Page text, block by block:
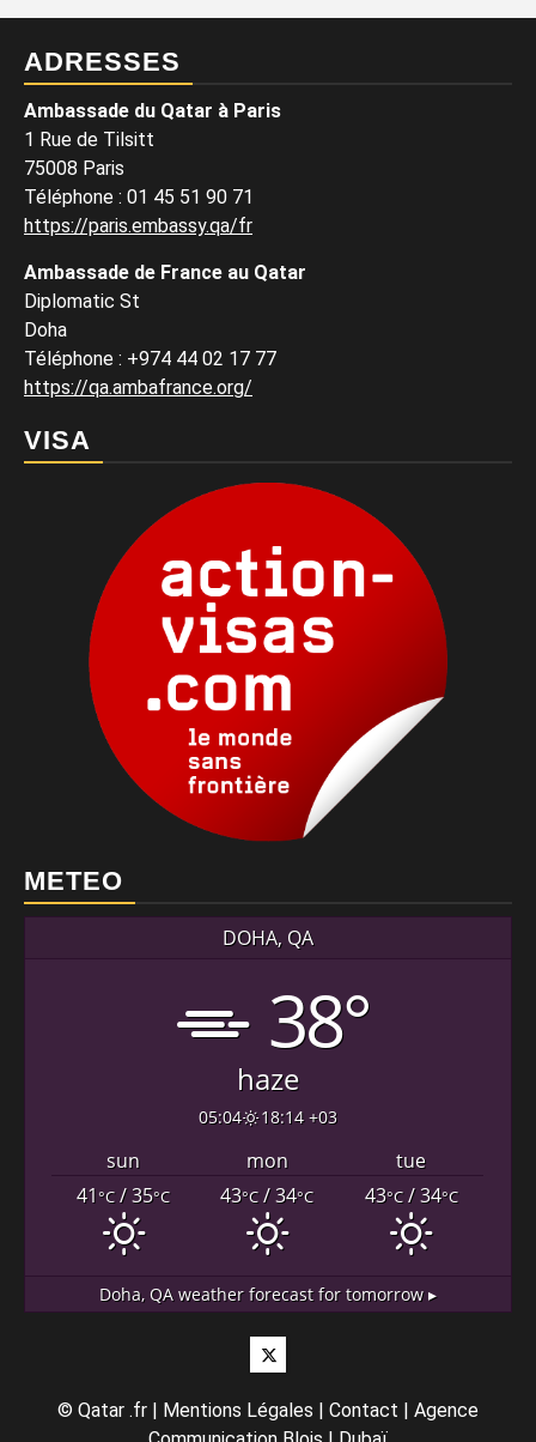
ADRESSES
Ambassade du Qatar à Paris
1 Rue de Tilsitt
75008 Paris
Téléphone : 01 45 51 90 71
https://paris.embassy.qa/fr
Ambassade de France au Qatar
Diplomatic St
Doha
Téléphone : +974 44 02 17 77
https://qa.ambafrance.org/
VISA
METEO
DOHA, QA
38°
haze
05:04 18:14 +03
sun mon
tue
41°C/ 35°C 43°C/ 34°C 43°C/ 34°C
Doha, QA weather forecast for tomorrow ▸
Twitter
© Qatar .fr | Mentions Légales | Contact | Agence